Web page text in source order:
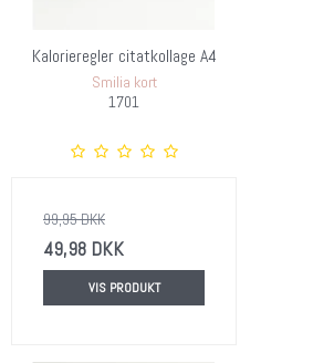
Kalorieregler citatkollage A4
Smilia kort
1701
99,95 DKK
49,98 DKK
VIS PRODUKT